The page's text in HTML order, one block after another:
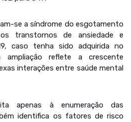
se a síndrome do esgotamento
transtornos de ansiedade e
caso tenha sido adquirida no
ampliação reflete a crescente
interações entre saúde mental
apenas à enumeração das
identifica os fatores de risco